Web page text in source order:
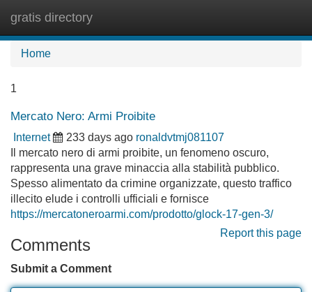
gratis directory
Home
1
Mercato Nero: Armi Proibite
Internet 233 days ago ronaldvtmj081107
Il mercato nero di armi proibite, un fenomeno oscuro,
rappresenta una grave minaccia alla stabilità pubblico.
Spesso alimentato da crimine organizzate, questo traffico
illecito elude i controlli ufficiali e fornisce
https://mercatoneroarmi.com/prodotto/glock-17-gen-3/
Report this page
Comments
Submit a Comment